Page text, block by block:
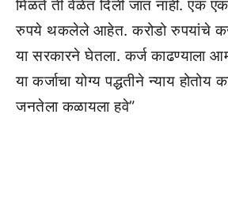
मिळते ती वेळेत दिली जात नाही. एक
रुपये थकलेले आहेत. करोडो रुपयांचे कर्ज
या सरकारने घेतला. कर्ज काढण्याला
या कर्जाचा योग्य पद्धतीने न्याय होतोय
जनतेला कळायला हवे”